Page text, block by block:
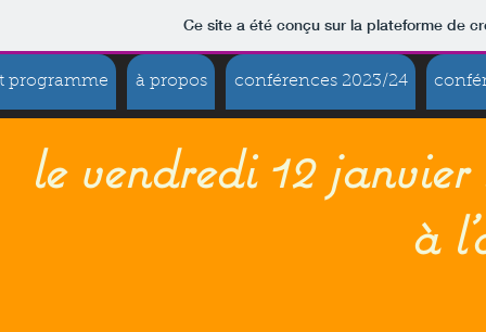
Ce site a été conçu sur la plateforme de
programme à propos conférences 2023/24
le vendredi 12 janvier
à l'annexe